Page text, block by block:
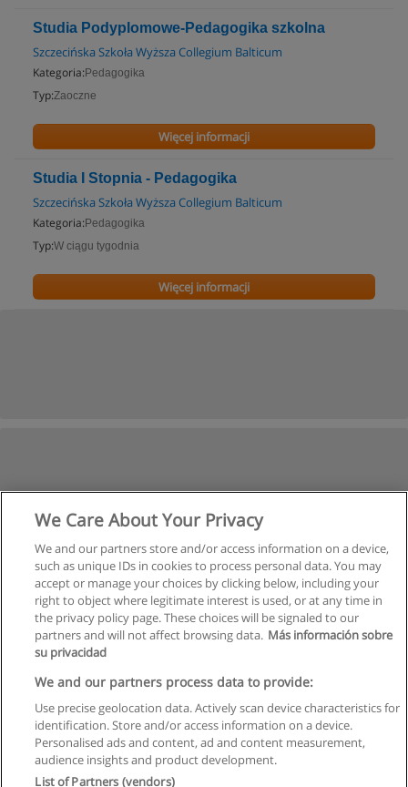
Studia Podyplomowe-Pedagogika szkolna
Szczecińska Szkoła Wyższa Collegium Balticum
Kategoria: Pedagogika
Typ:Zaoczne
Więcej informacji
Studia I Stopnia - Pedagogika
Szczecińska Szkoła Wyższa Collegium Balticum
Kategoria: Pedagogika
Typ:W ciągu tygodnia
Więcej informacji
Regulamin
Polityka ochrony danych osobowych
We Care About Your Privacy
We and our partners store and/or access information on a device,
such as unique IDs in cookies to process personal data. You may
accept or manage your choices by clicking below, including your
right to object where legitimate interest is used, or at any time in
the privacy policy page. These choices will be signaled to our
partners and will not affect browsing data. Más información sobre
su privacidad
We and our partners process data to provide:
Use precise geolocation data. Actively scan device characteristics for
identification. Store and/or access information on a device.
Personalised ads and content, ad and content measurement,
audience insights and product development.
List of Partners (vendors)